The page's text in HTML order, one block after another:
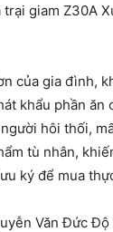
giam Z30A
của gia đình,
khẩu phần
hôi thối,
tù nhân,
ký để mua
Văn Đức